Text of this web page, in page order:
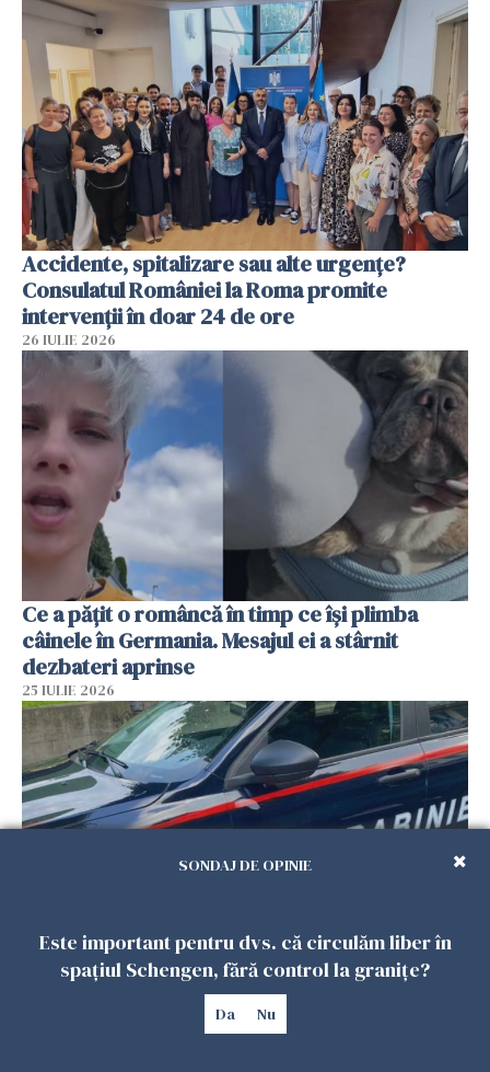
Accidente, spitalizare sau alte urgențe?
Consulatul României la Roma promite
intervenții în doar 24 de ore
26 IULIE 2026
Ce a pățit o româncă în timp ce își plimba
câinele în Germania. Mesajul ei a stârnit
dezbateri aprinse
25 IULIE 2026
Româncă din Italia, acuzată că și-a lăsat copiii
singuri în casă pentru a merge la mall. Vecinii
SONDAJ DE OPINIE
Este important pentru dvs. că circulăm liber în
spațiul Schengen, fără control la granițe?
Da Nu